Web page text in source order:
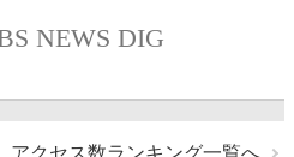
NEWS DIG
アクセス数ランキング一覧へ